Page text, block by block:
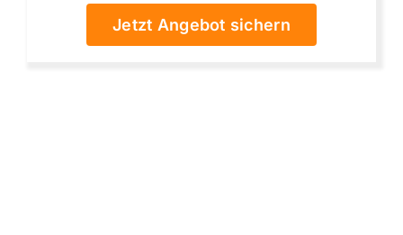
Jetzt Angebot sichern